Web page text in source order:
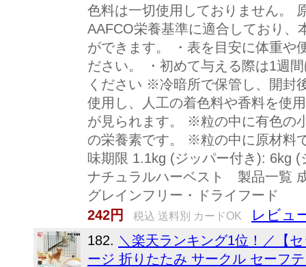
色料は一切使用しておりません。
AAFCO栄養基準に適合しており、
ができます。 ・表を目安に体重や
ださい。 ・初めて与える際は1週
ください ※冷暗所で保管し、開封
使用し、人工の着色料や香料を使
が見られます。 ※粒の中に有色の
の栄養素です。 ※粒の中に原材料
味期限 1.1kg (ジッパー付き): 6kg
ナチュラルハーベスト 製品一覧
グレインフリー・ドライフード
242円
税込 送料別 カードOK レビュ
182. ＼楽天ランキング1位！／【
ージ 折りたたみ サークル セーフ